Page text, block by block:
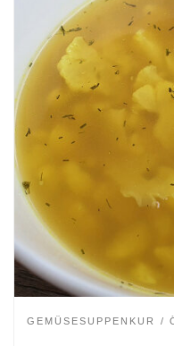
GEMÜSESUPPENKUR